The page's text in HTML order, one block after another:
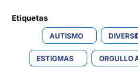
Etiquetas
AUTISMO
ESTIGMAS ORGULLO